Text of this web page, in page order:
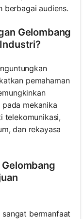
berbagai audiens.
Gelombang
pemahaman
mekanika
telekomunikasi,
dan rekayasa
bermanfaat